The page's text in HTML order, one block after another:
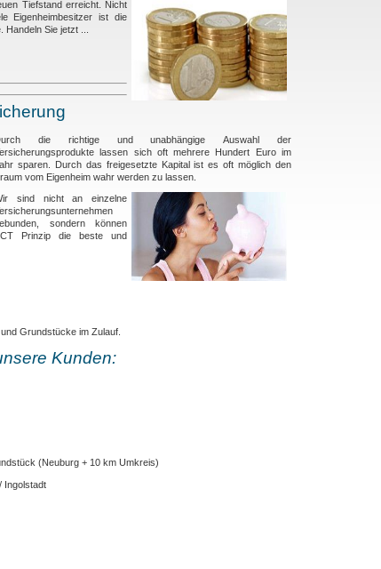
Tiefstand erreicht. Nicht
Eigenheimbesitzer ist die
Sie jetzt ...
die richtige und unabhängige Auswahl der
lassen sich oft mehrere Hundert Euro im
sparen. Durch das freigesetzte Kapital ist es oft möglich den
vom Eigenheim wahr werden zu lassen.
sind nicht an einzelne
sondern können
Prinzip die beste und
Grundstücke im Zulauf.
Kunden:
(Neuburg + 10 km Umkreis)
Ingolstadt